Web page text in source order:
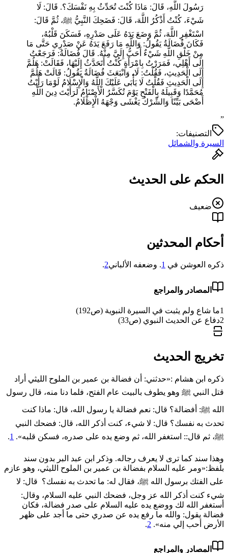
رَسُولَ اللَّهِ، قَالَ: مَاذَا كُنْتَ تُحَدِّثُ بِهِ نَفْسَكَ؟. قَالَ: لَا
شَيْءَ، كُنْتُ أَذْكُرُ اللَّهَ، قَالَ: فَضَحِكَ النَّبِيُّ ﷺ، ثُمَّ قَالَ:
اسْتَغْفِرِ اللَّهَ، ثُمَّ وَضَعَ يَدَهُ عَلَى صَدْرِهِ، فَسَكَنَ قَلْبُهُ،
فَكَانَ فُضَالَةُ يَقُولُ: وَاللَّهِ مَا رَفَعَ يَدَهُ عَنْ صَدْرِي حَتَّى مَا
مِنْ خَلْقِ اللَّهِ شَيْءٌ أَحَبُّ إِلَيَّ مِنْهُ. قَالَ فُضَالَةُ: فَرَجَعْتُ
إِلَى أَهْلِي، فَمَرَرْتُ بِامْرَأَةٍ كُنْتُ أَتَحَدَّثُ إِلَيْهَا، فَقَالَتْ: هَلُمَّ
إِلَى الْحَدِيثِ، فَقُلْتُ: لَا، وَانْبَعَثَ فُضَالَةُ يَقُولُ: قَالَتْ هَلُمَّ
إِلَى الْحَدِيثِ فَقُلْتُ لَا يَأْبَى عَلَيْكَ اللَّهُ وَالْإِسْلَامُ لَوْمَا رَأَيْتُ
مُحَمَّدًا وَقَبِيلَهُ بِالْفَتْحِ يَوْمَ تُكَسَّرُ الْأَصْنَامُ لَرَأَيْتَ دِينَ اللَّهِ
أَضْحَى بَيِّنًا وَالشِّرْكُ يَغْشَى وَجْهَهُ الْإِظْلَامُ.
”
التصنيفات:
السيرة والشمائل
الحكم على الحديث
ضعيف
أحكام المحدثين
ذكره العوشن في 1. وضعفه الألباني2
.
المصادر والمراجع
1ما شاع ولم يثبت في السيرة النبوية (ص192)
2دفاع عن الحديث النبوي (ص33)
تخريج الحديث
ذكره ابن هشام :«حدثني: أن فضالة بن عمير بن الملوح الليثي أراد
قتل النبي ﷺ وهو يطوف بالبيت عام الفتح، فلما دنا منه، قال رسول
الله ﷺ: أفضالة؟ قال: نعم فضالة يا رسول الله، قال: ماذا كنت
تحدث به نفسك؟ قال: لا شيء، كنت أذكر الله، قال: فضحك النبي
ﷺ، ثم قال:: استغفر الله، ثم ‌وضع ‌يده ‌على ‌صدره، فسكن قلبه». 1
.
وهذا سند كما ترى لا يعرف رجاله. وذكر ابن عبد البر بدون سند
بلفظ:«ومر عليه السلام بفضالة بن عمير بن الملوح الليثي، وهو عازم
على الفتك برسول الله ﷺ، فقال له: ما تحدث به نفسك؟ قال: لا
شيء كنت أذكر الله عز وجل، فضحك النبي عليه السلام، وقال:
أستغفر الله لك ووضع يده عليه السلام على صدر فضالة، فكان
فضالة يقول: والله ما رفع يده عن صدري حتى ما أجد على ظهر
الأرض أحب إلي منه». 2
.
المصادر والمراجع